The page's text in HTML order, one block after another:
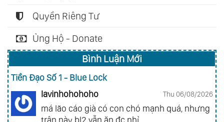
Quyền Riêng Tư
Ủng Hộ - Donate
Bình Luận Mới
Tiền Đạo Số 1 - Blue Lock
lavinhohohoho
Thu 06/08/2026
má lão cáo già có con chó mạnh quá, nhưng
trận này bl2 vẫn ăn đc nhỉ